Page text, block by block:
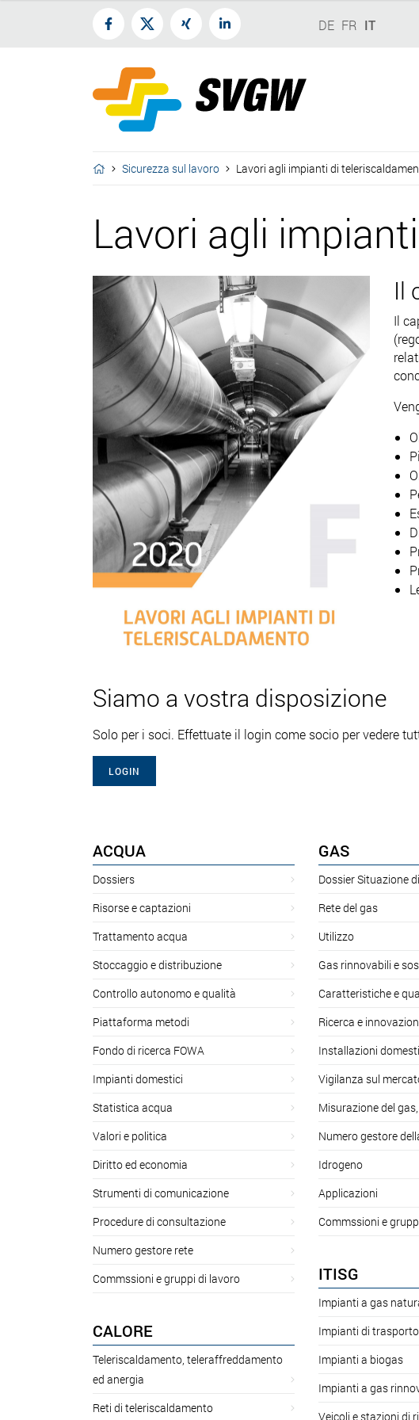
DE FR IT
Sicurezza sul lavoro Lavori agli impianti di
Lavori agli
Il
Il
Siamo a vostra disposizione
Solo per i soci. Effettuate il login come socio per vedere
LOGIN
ACQUA
Dossiers
Risorse e captazioni
Trattamento acqua
Stoccaggio e distribuzione
Controllo autonomo e qualità
Piattaforma metodi
Fondo di ricerca FOWA
Impianti domestici
Statistica acqua
Valori e politica
Diritto ed economia
Strumenti di comunicazione
Procedure di consultazione
Numero gestore rete
Commssioni e gruppi di lavoro
CALORE
Teleriscaldamento, teleraffreddamento
ed anergia
Reti di teleriscaldamento
GAS
Dossier Situazione
Rete del gas
Utilizzo
Gas rinnovabili e
Caratteristiche e
Ricerca e
Installazioni
Vigilanza sul
Misurazione del
Numero gestore
Idrogeno
Applicazioni
Commssioni e
ITISG
Impianti a gas
Impianti di
Impianti a biogas
Impianti a gas
Veicoli e stazioni di